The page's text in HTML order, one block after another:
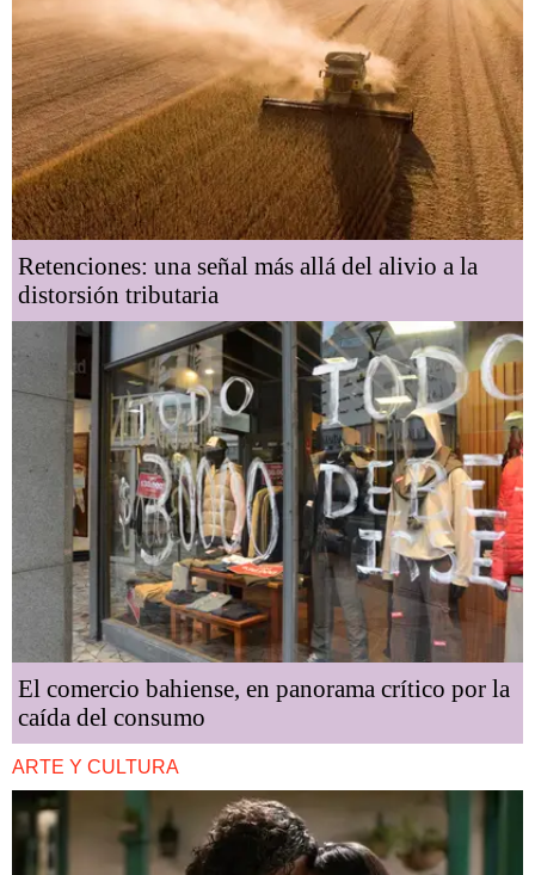
Retenciones: una señal más allá del alivio a la
distorsión tributaria
El comercio bahiense, en panorama crítico por la
caída del consumo
ARTE Y CULTURA